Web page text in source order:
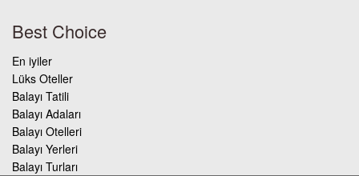
Best Choice
En iyiler
Lüks Oteller
Balayı Tatili
Balayı Adaları
Balayı Otelleri
Balayı Yerleri
Balayı Turları